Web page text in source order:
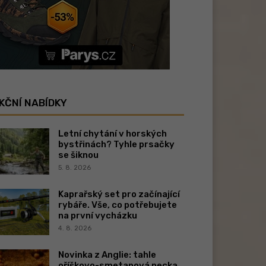
NABÍDKY
Letní chytání v horských
bystřinách? Tyhle prsačky
se šiknou
5. 8. 2026
Kaprařský set pro začínající
rybáře. Vše, co potřebujete
na první vycházku
4. 8. 2026
Novinka z Anglie: tahle